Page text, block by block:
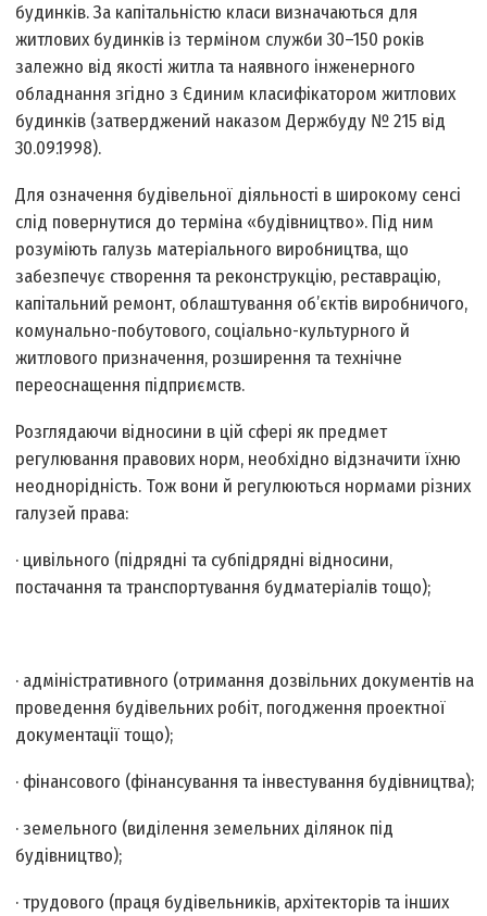
будинків. За капітальністю класи визначаються для
житлових будинків із терміном служби 30–150 років
залежно від якості житла та наявного інженерного
обладнання згідно з Єдиним класифікатором житлових
будинків (затверджений наказом Держбуду № 215 від
30.09.1998).
Для означення будівельної діяльності в широкому сенсі
слід повернутися до терміна «будівництво». Під ним
розуміють галузь матеріального виробництва, що
забезпечує створення та реконструкцію, реставрацію,
капітальний ремонт, облаштування об’єктів виробничого,
комунально-побутового, соціально-культурного й
житлового призначення, розширення та технічне
переоснащення підприємств.
Розглядаючи відносини в цій сфері як предмет
регулювання правових норм, необхідно відзначити їхню
неоднорідність. Тож вони й регулюються нормами різних
галузей права:
· цивільного (підрядні та субпідрядні відносини,
постачання та транспортування будматеріалів тощо);
· адміністративного (отримання дозвільних документів на
проведення будівельних робіт, погодження проектної
документації тощо);
· фінансового (фінансування та інвестування будівництва);
· земельного (виділення земельних ділянок під
будівництво);
· трудового (праця будівельників, архітекторів та інших